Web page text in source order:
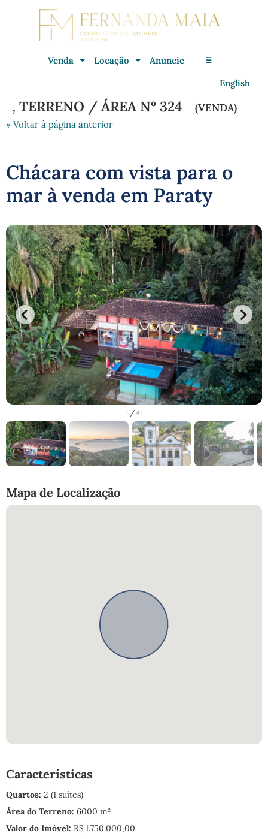
Venda Locação Anuncie ☰
English
, TERRENO / ÁREA Nº 324 (VENDA)
« Voltar à página anterior
Chácara com vista para o
mar à venda em Paraty
1/ 41
Mapa de Localização
Características
Quartos: 2 (1 suítes)
Área do Terreno: 6000 m²
Valor do Imóvel: R$ 1.750.000,00